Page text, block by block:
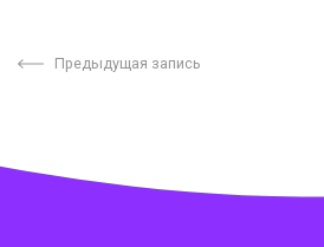
Предыдущая запись